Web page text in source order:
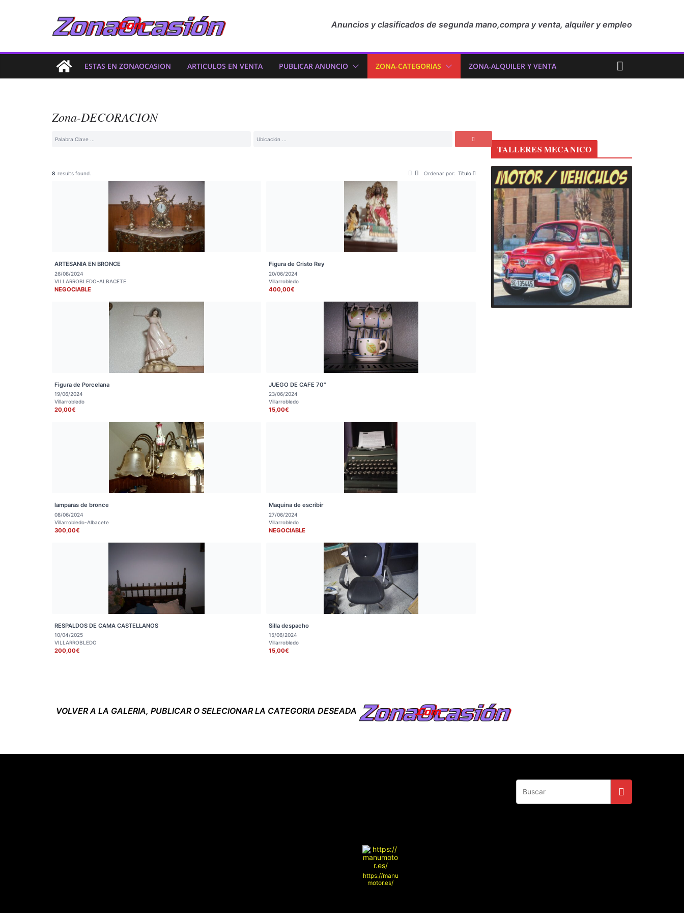
Anuncios y clasificados de segunda mano,compra y venta, alquiler y empleo
ESTAS EN ZONAOCASION ARTICULOS EN VENTA PUBLICAR ANUNCIO ZONA-CATEGORIAS ZONA-ALQUILER Y VENTA
Zona-DECORACION
Ordenar por: Título
8 results found.
ARTESANIA EN BRONCE
26/08/2024
VILLARROBLEDO-ALBACETE
NEGOCIABLE
Figura de Cristo Rey
20/06/2024
Villarrobledo
400,00€
Figura de Porcelana
19/06/2024
Villarrobledo
20,00€
JUEGO DE CAFE 70"
23/06/2024
Villarrobledo
15,00€
lamparas de bronce
08/06/2024
Villarrobledo-Albacete
300,00€
Maquina de escribir
27/06/2024
Villarrobledo
NEGOCIABLE
RESPALDOS DE CAMA CASTELLANOS
10/04/2025
VILLARROBLEDO
200,00€
Silla despacho
15/06/2024
Villarrobledo
15,00€
TALLERES MECANICO
VOLVER A LA GALERIA, PUBLICAR O SELECIONAR LA CATEGORIA DESEADA
https://manu
motor.es/